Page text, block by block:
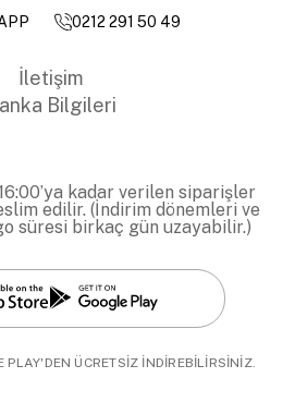
0212 291 50 49
İletişim
Bilgileri
kadar verilen siparişler
edilir. (İndirim dönemleri ve
süresi birkaç gün uzayabilir.)
PLAY'DEN ÜCRETSİZ İNDİREBİLİRSİNİZ.